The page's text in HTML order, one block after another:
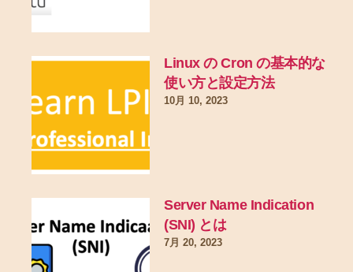
Linux の Cron の基本的な
使い方と設定方法
10月 10, 2023
Server Name Indication
(SNI) とは
7月 20, 2023